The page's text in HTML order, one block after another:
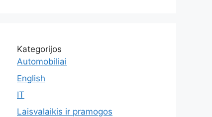
Kategorijos
Automobiliai
English
IT
Laisvalaikis ir pramogos